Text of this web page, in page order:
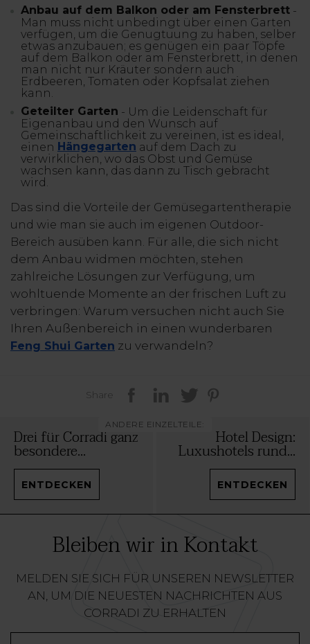
Anbau auf dem Balkon oder am Fensterbrett -
Man muss nicht unbedingt über einen Garten
verfügen, um die Genugtuung zu haben, selber
etwas anzubauen; es genügen ein paar Töpfe
auf dem Balkon oder am Fensterbrett, in denen
man nicht nur Kräuter sondern auch
Erdbeeren, Tomaten oder Kopfsalat ziehen
kann.
Geteilter Garten - Um die Leidenschaft für
Eigenanbau und den Wunsch auf
Gemeinschaftlichkeit zu vereinen, ist es ideal,
einen Hängegarten auf dem Dach zu
verwirklichen, wo das Obst und Gemüse
wachsen kann, das dann zu Tisch gebracht
wird.
Das sind die Vorteile der Gemüsegartentherapie
und wie man sie auch im eigenen Outdoor-
Bereich ausüben kann. Für alle, die sich nicht
dem Anbau widmen möchten, stehen
zahlreiche Lösungen zur Verfügung, um
wohltuende Momente an der frischen Luft zu
verbringen: Warum versuchen nicht auch Sie
Ihren Außenbereich in einen wunderbaren
Feng Shui Garten zu verwandeln?
Share
ANDERE EINZELTEILE:
Drei für Corradi ganz
besondere...
ENTDECKEN
Hotel Design:
Luxushotels rund...
ENTDECKEN
Bleiben wir in Kontakt
MELDEN SIE SICH FÜR UNSEREN NEWSLETTER
AN, UM DIE NEUESTEN NACHRICHTEN AUS
CORRADI ZU ERHALTEN